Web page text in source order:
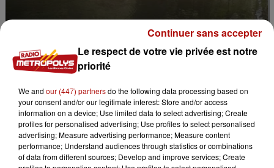
La forêt de Mormal inaccessible jusqu'en 2027
Le respect de votre vie privée est notre
priorité
We and our (447) partnersdo the following data processing based on
your consent and/or our legitimate interest: Store and/or access
information on a device; Use limited data to select advertising; Create
profiles for personalised advertising; Use profiles to select personalised
advertising; Measure advertising performance; Measure content
performance; Understand audiences through statistics or combinations
of data from different sources; Develop and improve services; Create
Continuer sans accepter